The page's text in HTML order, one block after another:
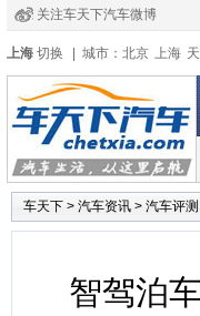
关注车天下汽车微博
经销商登录
注册 全国4s店
上海 切换 城市： 北京 上海
车天下 > 汽车资讯 > 汽车评测
智驾泊